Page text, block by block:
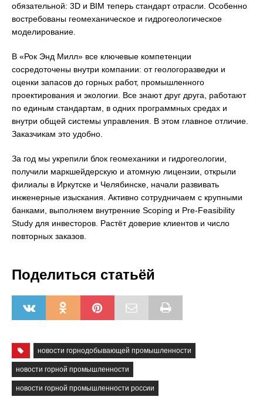
обязательной: 3D и BIM теперь стандарт отрасли. Особенно
востребованы геомеханическое и гидрогеологическое
моделирование.
В «Рок Энд Милл» все ключевые компетенции
сосредоточены внутри компании: от геологоразведки и
оценки запасов до горных работ, промышленного
проектирования и экологии. Все знают друг друга, работают
по единым стандартам, в одних программных средах и
внутри общей системы управления. В этом главное отличие.
Заказчикам это удобно.
За год мы укрепили блок геомеханики и гидрогеологии,
получили маркшейдерскую и атомную лицензии, открыли
филиалы в Иркутске и Челябинске, начали развивать
инженерные изыскания. Активно сотрудничаем с крупными
банками, выполняем внутренние Scoping и Pre-Feasibility
Study для инвесторов. Растёт доверие клиентов и число
повторных заказов.
Поделиться статьёй
новости горнодобывающей промышленности
новости горной промышленности
новости горной промышленности россии